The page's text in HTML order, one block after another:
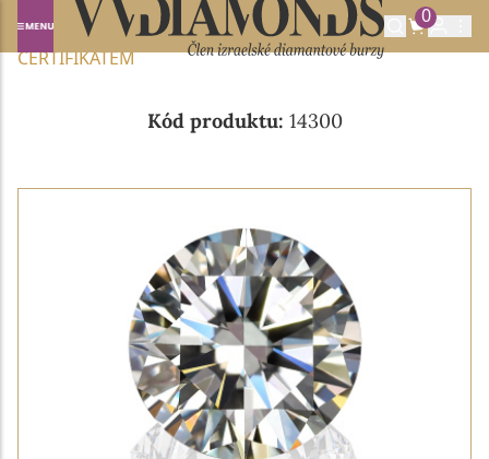
0
Domů NABÍDKA DIAMANTŮ
0.33CT H/VVS2 S GIA
CERTIFIKÁTEM
Kód produktu: 14300